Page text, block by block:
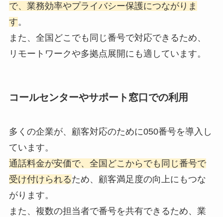
で、業務効率やプライバシー保護につながりま
す。
また、全国どこでも同じ番号で対応できるため、
リモートワークや多拠点展開にも適しています。
コールセンターやサポート窓口での利用
多くの企業が、顧客対応のために050番号を導入し
ています。
通話料金が安価で、全国どこからでも同じ番号で
受け付けられるため、顧客満足度の向上にもつな
がります。
また、複数の担当者で番号を共有できるため、業